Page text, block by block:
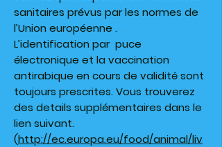
sanitaires prévus par les normes de
l’Union européenne .
L’identification par puce
électronique et la vaccination
antirabique en cours de validité sont
toujours prescrites. Vous trouverez
des details supplémentaires dans le
lien suivant.
(http://ec.europa.eu/food/animal/liv